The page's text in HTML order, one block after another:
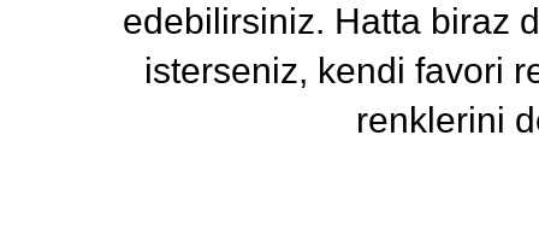
edebilirsiniz. Hatta biraz
isterseniz, kendi favori
renklerini